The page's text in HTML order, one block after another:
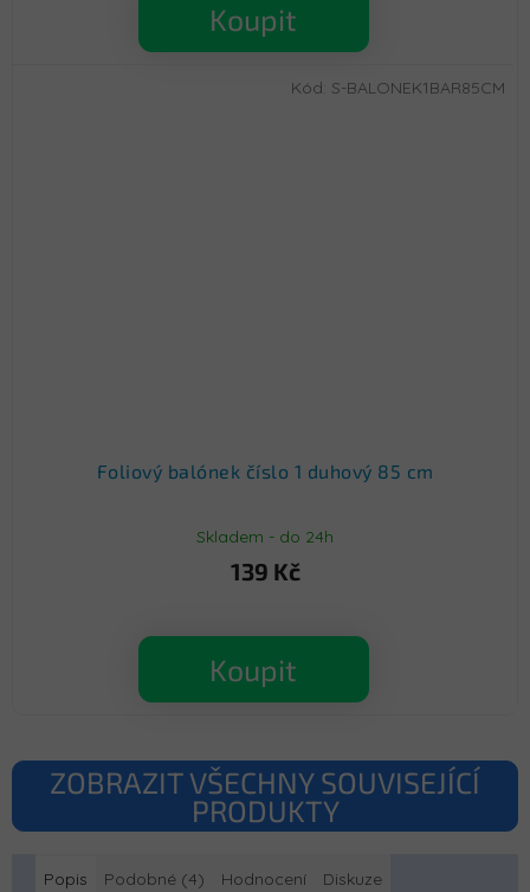
Koupit
Foliový balónek číslo 1 duhový 85 cm
Skladem - do 24h
139 Kč
Koupit
Kód: S-BALONEK1BAR85CM
ZOBRAZIT VŠECHNY SOUVISEJÍCÍ
PRODUKTY
Popis Podobné (4) Hodnocení Diskuze